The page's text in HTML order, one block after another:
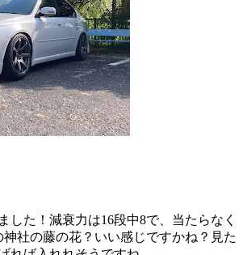
した！減衰力は16段中8で、当たらなく
社の藤の花？いい感じですかね？見た